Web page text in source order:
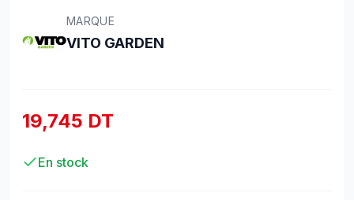
MARQUE
VITO GARDEN
19,745 DT
En stock